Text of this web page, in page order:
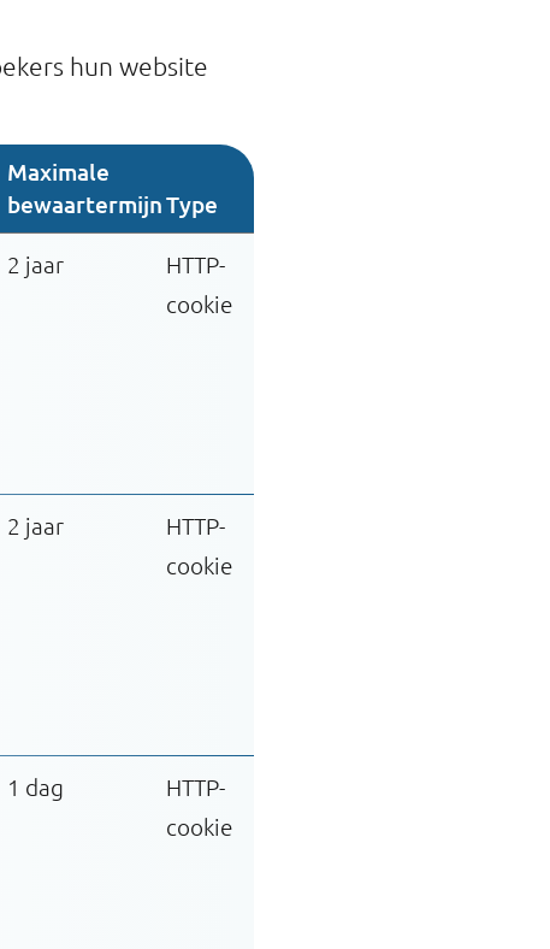
hun website
Maximale
bewaartermijnType
2 jaar
HTTP-
cookie
2 jaar
HTTP-
cookie
1 dag
HTTP-
cookie